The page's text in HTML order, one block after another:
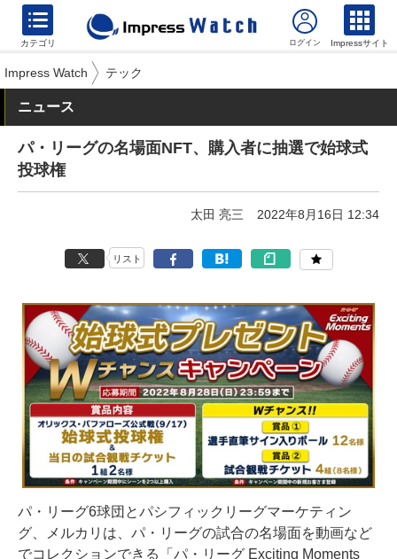
カテゴリ Impressサイト
Impress Watch テック
ニュース
パ・リーグの名場面NFT、購入者に抽選で始球式
投球権
太田 亮三 2022年8月16日 12:34
リスト
パ・リーグ6球団とパシフィックリーグマーケティン
グ、メルカリは、パ・リーグの試合の名場面を動画など
でコレクションできる「パ・リーグ Exciting Moments